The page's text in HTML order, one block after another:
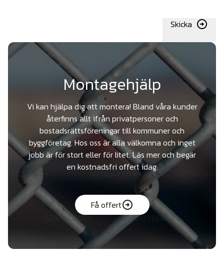
Skicka
Montagehjälp
Vi kan hjälpa dig att montera! Bland våra kunder
återfinns allt ifrån privatpersoner och
bostadsrättsföreningar till kommuner och
byggföretag. Hos oss är alla välkomna och inget
jobb är för stort eller för litet. Läs mer och begär
en kostnadsfri offert idag.
Få offert